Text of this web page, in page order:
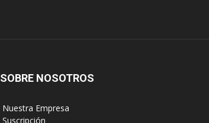
SOBRE NOSOTROS
‎ Nuestra Empresa
‎ Suscripción